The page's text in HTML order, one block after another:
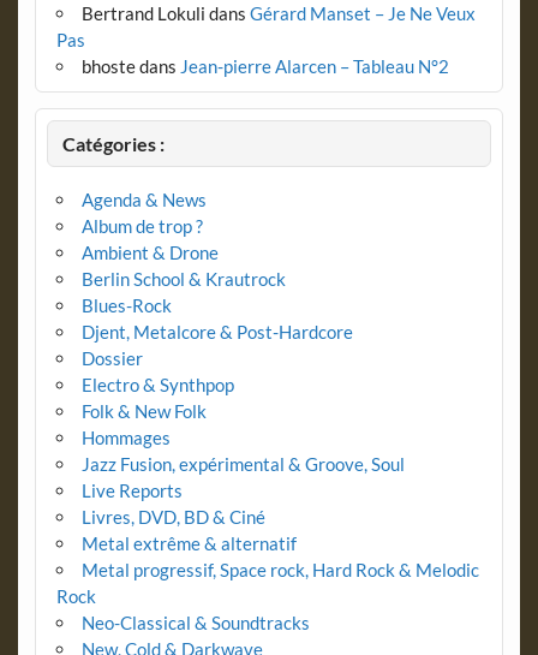
Bertrand Lokuli dans Gérard Manset – Je Ne Veux
Pas
bhostedans Jean-pierre Alarcen – Tableau N°2
Catégories :
Agenda & News
Album de trop ?
Ambient & Drone
Berlin School & Krautrock
Blues-Rock
Djent, Metalcore & Post-Hardcore
Dossier
Electro & Synthpop
Folk & New Folk
Hommages
Jazz Fusion, expérimental & Groove, Soul
Live Reports
Livres, DVD, BD & Ciné
Metal extrême & alternatif
Metal progressif, Space rock, Hard Rock & Melodic
Rock
Neo-Classical & Soundtracks
New, Cold & Darkwave